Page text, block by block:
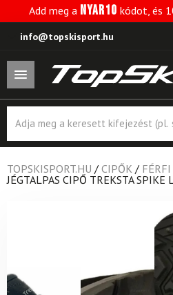
Add meg a NYAR10 kódot, és
info@topskisport.hu
search
TOPSKISPORT.HU / CIPŐK /
JÉGTALPAS CIPŐ TREKSTA SPIKE